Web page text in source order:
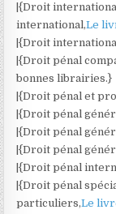
|{Droit
international,Le
|{Droit
|{Droit pénal
bonnes librairies.}
|{Droit pénal et
|{Droit pénal
|{Droit pénal
|{Droit pénal
|{Droit pénal
|{Droit pénal
particuliers,Le